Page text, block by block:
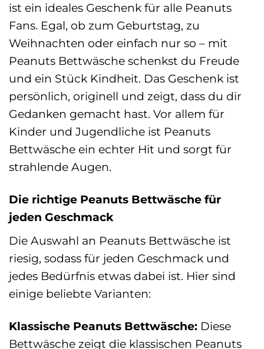
ist ein ideales Geschenk für alle Peanuts
Fans. Egal, ob zum Geburtstag, zu
Weihnachten oder einfach nur so – mit
Peanuts Bettwäsche schenkst du Freude
und ein Stück Kindheit. Das Geschenk ist
persönlich, originell und zeigt, dass du dir
Gedanken gemacht hast. Vor allem für
Kinder und Jugendliche ist Peanuts
Bettwäsche ein echter Hit und sorgt für
strahlende Augen.
Die richtige Peanuts Bettwäsche für
jeden Geschmack
Die Auswahl an Peanuts Bettwäsche ist
riesig, sodass für jeden Geschmack und
jedes Bedürfnis etwas dabei ist. Hier sind
einige beliebte Varianten:
Klassische Peanuts Bettwäsche: Diese
Bettwäsche zeigt die klassischen Peanuts